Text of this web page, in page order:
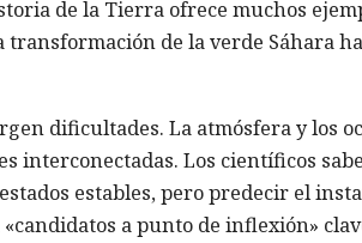
de la Tierra ofrece muchos
transformación de la verde Sáhara
dificultades. La atmósfera y los
interconectadas. Los científicos
estables, pero predecir el
a punto de inflexión»